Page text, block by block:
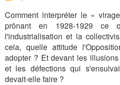
Comment interpréter le «
prônant en 1928-1929
l'industrialisation et la
cela, quelle attitude
adopter ? Et devant les
et les défections qui
devait-elle faire ?